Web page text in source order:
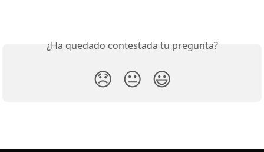
¿Ha quedado contestada tu pregunta?
😞 😐 😃